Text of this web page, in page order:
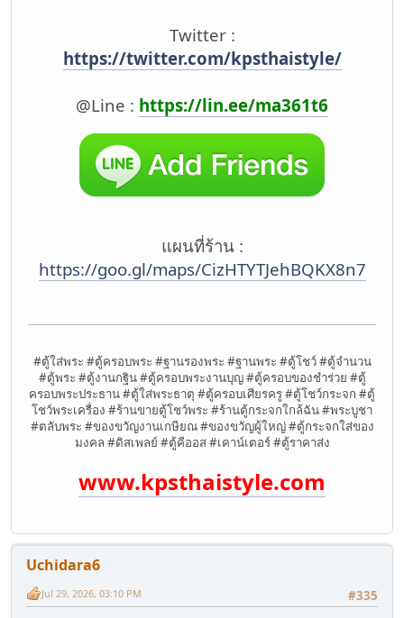
Twitter :
https://twitter.com/kpsthaistyle/
@Line : https://lin.ee/ma361t6
แผนที่ร้าน :
https://goo.gl/maps/CizHTYTJehBQKX8n7
#ตู้ใส่พระ #ตู้ครอบพระ #ฐานรองพระ #ฐานพระ #ตู้โชว์ #ตู้จำนวน
#ตู้พระ #ตู้งานกฐิน #ตู้ครอบพระงานบุญ #ตู้ครอบของชำร่วย #ตู้
ครอบพระประธาน #ตู้ใส่พระธาตุ #ตู้ครอบเศียรครู #ตู้โชว์กระจก #ตู้
โชว์พระเครื่อง #ร้านขายตู้โชว์พระ #ร้านตู้กระจกใกล้ฉัน #พระบูชา
#ตลับพระ #ของขวัญงานเกษียณ #ของขวัญผู้ใหญ่ #ตู้กระจกใส่ของ
มงคล #ดิสเพลย์ #ตู้คีออส #เคาน์เตอร์ #ตู้ราคาส่ง
www.kpsthaistyle.com
Uchidara6
#335
Jul 29, 2026, 03:10 PM